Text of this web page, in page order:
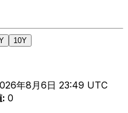
10Y
年8月6日 23:49 UTC
: 0